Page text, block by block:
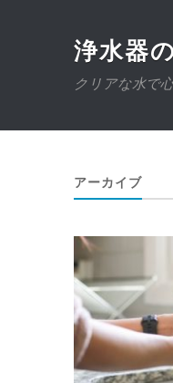
浄水器
クリアな水で
アーカイブ